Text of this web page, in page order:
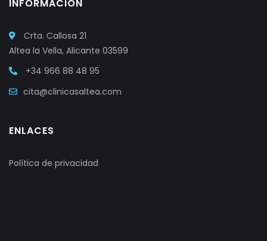
INFORMACIÓN
Crta. Callosa 21
Altea la Vella, Alicante 03599
+34 966 88 48 95
cita@clinicasaltea.com
ENLACES
Política de privacidad